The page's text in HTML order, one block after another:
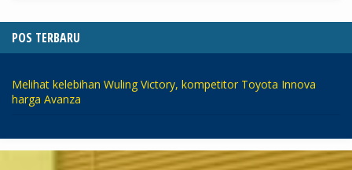
POS TERBARU
Melihat kelebihan Wuling Victory, kompetitor Toyota Innova
harga Avanza